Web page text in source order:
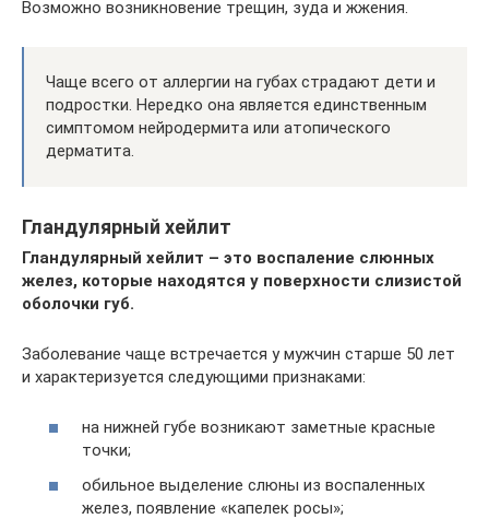
Возможно возникновение трещин, зуда и жжения.
Чаще всего от аллергии на губах страдают дети и
подростки. Нередко она является единственным
симптомом нейродермита или атопического
дерматита.
Гландулярный хейлит
Гландулярный хейлит – это воспаление слюнных
желез, которые находятся у поверхности слизистой
оболочки губ.
Заболевание чаще встречается у мужчин старше 50 лет
и характеризуется следующими признаками:
на нижней губе возникают заметные красные
точки;
обильное выделение слюны из воспаленных
желез, появление «капелек росы»;